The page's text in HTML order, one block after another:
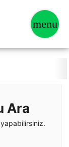
Ara